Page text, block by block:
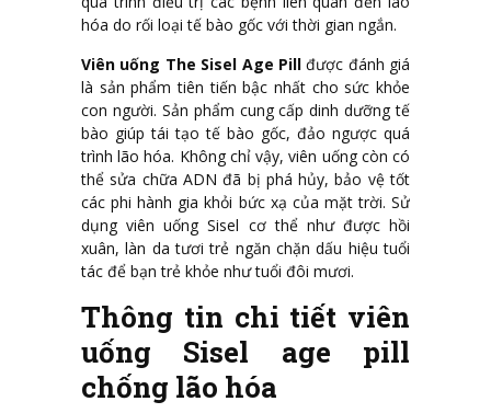
hóa do rối loại tế bào gốc với thời gian ngắn.
Viên uống The Sisel Age Pillđược đánh giá
là sản phẩm tiên tiến bậc nhất cho sức khỏe
con người. Sản phẩm cung cấp dinh dưỡng tế
bào giúp tái tạo tế bào gốc, đảo ngược quá
trình lão hóa. Không chỉ vậy, viên uống còn có
thể sửa chữa ADN đã bị phá hủy, bảo vệ tốt
các phi hành gia khỏi bức xạ của mặt trời. Sử
dụng viên uống Sisel cơ thể như được hồi
xuân, làn da tươi trẻ ngăn chặn dấu hiệu tuổi
tác để bạn trẻ khỏe như tuổi đôi mươi.
Thông tin chi tiết viên
uống Sisel age pill
chống lão hóa